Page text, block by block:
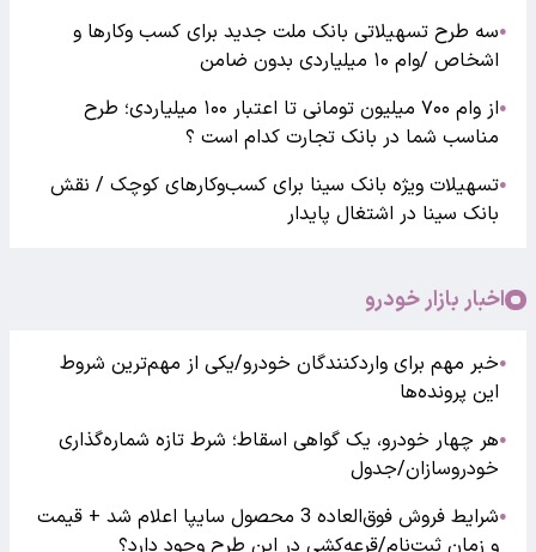
●سه طرح تسهیلاتی بانک ملت جدید برای کسب وکارها و
اشخاص /وام ۱۰ میلیاردی بدون ضامن
●
از وام ۷۰۰ میلیون تومانی تا اعتبار ۱۰۰ میلیاردی؛ طرح
مناسب شما در بانک تجارت کدام است ؟
●تسهیلات ویژه بانک سینا برای کسب‌وکارهای کوچک / نقش
بانک سینا در اشتغال پایدار
اخبار بازار خودرو
●خبر مهم برای واردکنندگان خودرو/یکی از مهم‌ترین شروط
این پرونده‌ها
●هر چهار خودرو، یک گواهی اسقاط؛ شرط تازه شماره‌گذاری
خودروسازان/جدول
●
شرایط فروش فوق‌العاده 3 محصول سایپا اعلام شد + قیمت